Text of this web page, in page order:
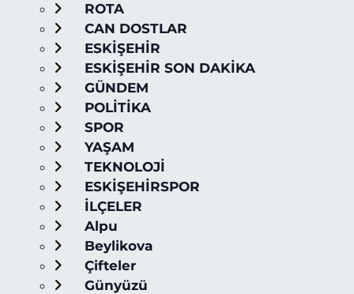
ROTA
CAN DOSTLAR
ESKİŞEHİR
ESKİŞEHİR SON DAKİKA
GÜNDEM
POLİTİKA
SPOR
YAŞAM
TEKNOLOJİ
ESKİŞEHİRSPOR
İLÇELER
Alpu
Beylikova
Çifteler
Günyüzü